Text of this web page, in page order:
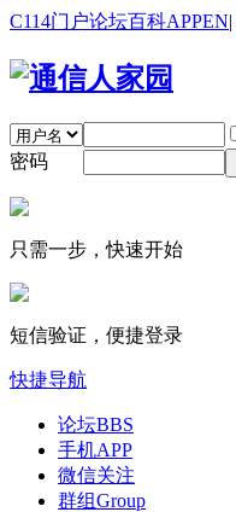
C114门户论坛百科APPEN|
密码
只需一步，快速开始
短信验证，便捷登录
快捷导航
论坛BBS
手机APP
微信关注
群组Group